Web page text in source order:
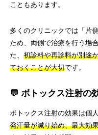
こともあります。
多くのクリニックでは「片
ため、両側で治療を行う場
た、 初診料や再診料が別途
ておくことが大切です。
💬 ボトックス注射の
ボトックス注射の効果は個
発汗量が減り始め、最大効